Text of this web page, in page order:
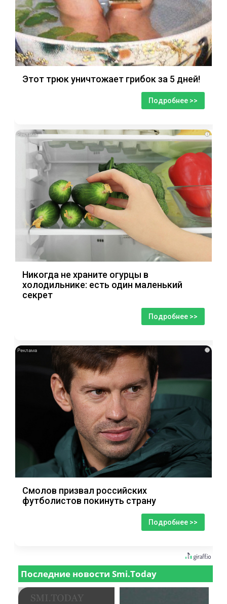
Этот трюк уничтожает грибок за 5 дней!
Подробнее >>
i
Никогда не храните огурцы в
холодильнике: есть один маленький
секрет
Подробнее >>
i
Смолов призвал российских
футболистов покинуть страну
Подробнее >>